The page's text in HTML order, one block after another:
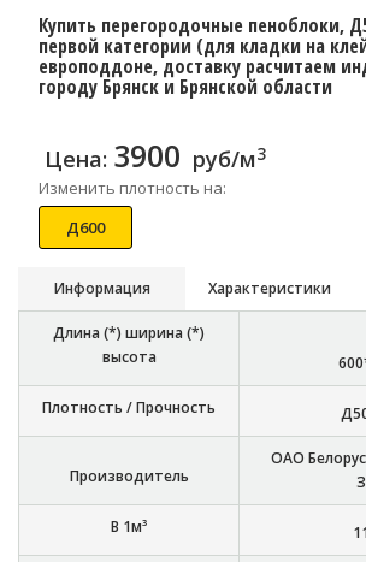
Купить перегородочные пеноблоки,
первой категории (для кладки на
европоддоне, доставку расчитаем
городу Брянск и Брянской области
Цена: 3900 руб/м3
Изменить плотность на:
Д600
Информация Характеристики
Длина (*) ширина (*)
высота
Плотность / Прочность
Производитель
ОАО
В 1м³